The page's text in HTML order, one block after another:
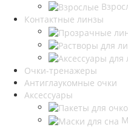
Контактные линзы
Очки-тренажеры
Антиглаукомные очки
Аксессуары